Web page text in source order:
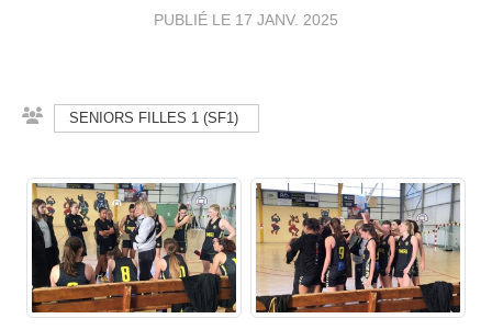
PUBLIÉ LE 17 JANV. 2025
SENIORS FILLES 1 (SF1)